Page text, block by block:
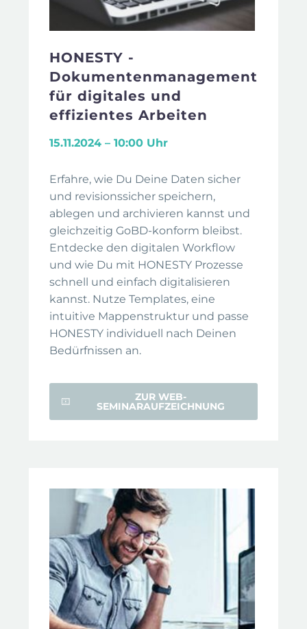
HONESTY -
Dokumentenmanagement
für digitales und
effizientes Arbeiten
15.11.2024 – 10:00 Uhr
Erfahre, wie Du Deine Daten sicher
und revisionssicher speichern,
ablegen und archivieren kannst und
gleichzeitig GoBD-konform bleibst.
Entdecke den digitalen Workflow
und wie Du mit HONESTY Prozesse
schnell und einfach digitalisieren
kannst. Nutze Templates, eine
intuitive Mappenstruktur und passe
HONESTY individuell nach Deinen
Bedürfnissen an.
ZUR WEB-
SEMINARAUFZEICHNUNG